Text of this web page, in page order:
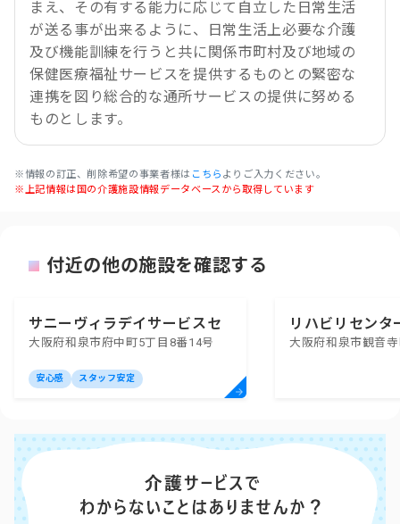
まえ、その有する能力に応じて自立した日常生活
が送る事が出来るように、日常生活上必要な介護
及び機能訓練を行うと共に関係市町村及び地域の
保健医療福祉サービスを提供するものとの緊密な
連携を図り総合的な通所サービスの提供に努める
ものとします。
※情報の訂正、削除希望の事業者様は こちら よりご入力ください。
※上記情報は国の介護施設情報データベースから取得しています
付近の他の施設を確認する
サニーヴィラデイサービスセ
ンター
大阪府和泉市府中町5丁目8番14号
安心感 スタッフ安定
リハビリセン
大阪府和泉市観音